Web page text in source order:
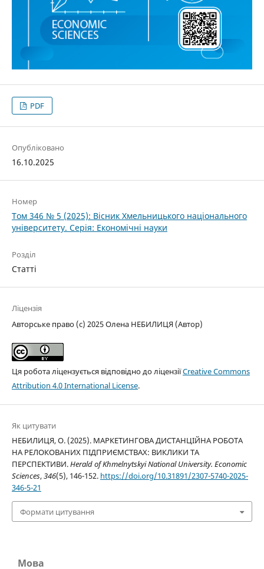
PDF
Опубліковано
16.10.2025
Номер
Том 346 № 5 (2025): Вісник Хмельницького національного
університету. Серія: Економічні науки
Розділ
Статті
Ліцензія
Авторське право (c) 2025 Олена НЕБИЛИЦЯ (Автор)
Ця робота ліцензується відповідно до ліцензіїCreative Commons
Attribution 4.0 International License.
Як цитувати
НЕБИЛИЦЯ, О. (2025). МАРКЕТИНГОВА ДИСТАНЦІЙНА РОБОТА
НА РЕЛОКОВАНИХ ПІДПРИЄМСТВАХ: ВИКЛИКИ ТА
ПЕРСПЕКТИВИ.Herald of Khmelnytskyi National University. Economic
Sciences,346(5), 146-152. https://doi.org/10.31891/2307-5740-2025-
346-5-21
Формати цитування
Мова